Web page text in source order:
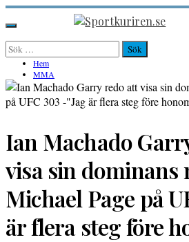
Hoppa
till
innehåll
Sportkuriren.se
Primär
meny
Sök
efter: Hem
MMA
Ian Machado
visa sin dominans
Michael Page på
är flera steg före